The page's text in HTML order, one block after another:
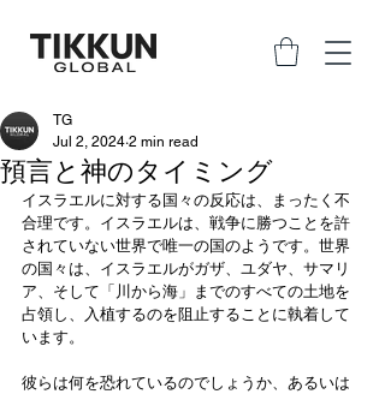
預言と神のタイミング
TG
Jul 2, 2024 2 min read
イスラエルに対する国々の反応は、まったく不
合理です。イスラエルは、戦争に勝つことを許
されていない世界で唯一の国のようです。世界
の国々は、イスラエルがガザ、ユダヤ、サマリ
ア、そして「川から海」までのすべての土地を
占領し、入植するのを阻止することに執着して
います。
彼らは何を恐れているのでしょうか、あるいは